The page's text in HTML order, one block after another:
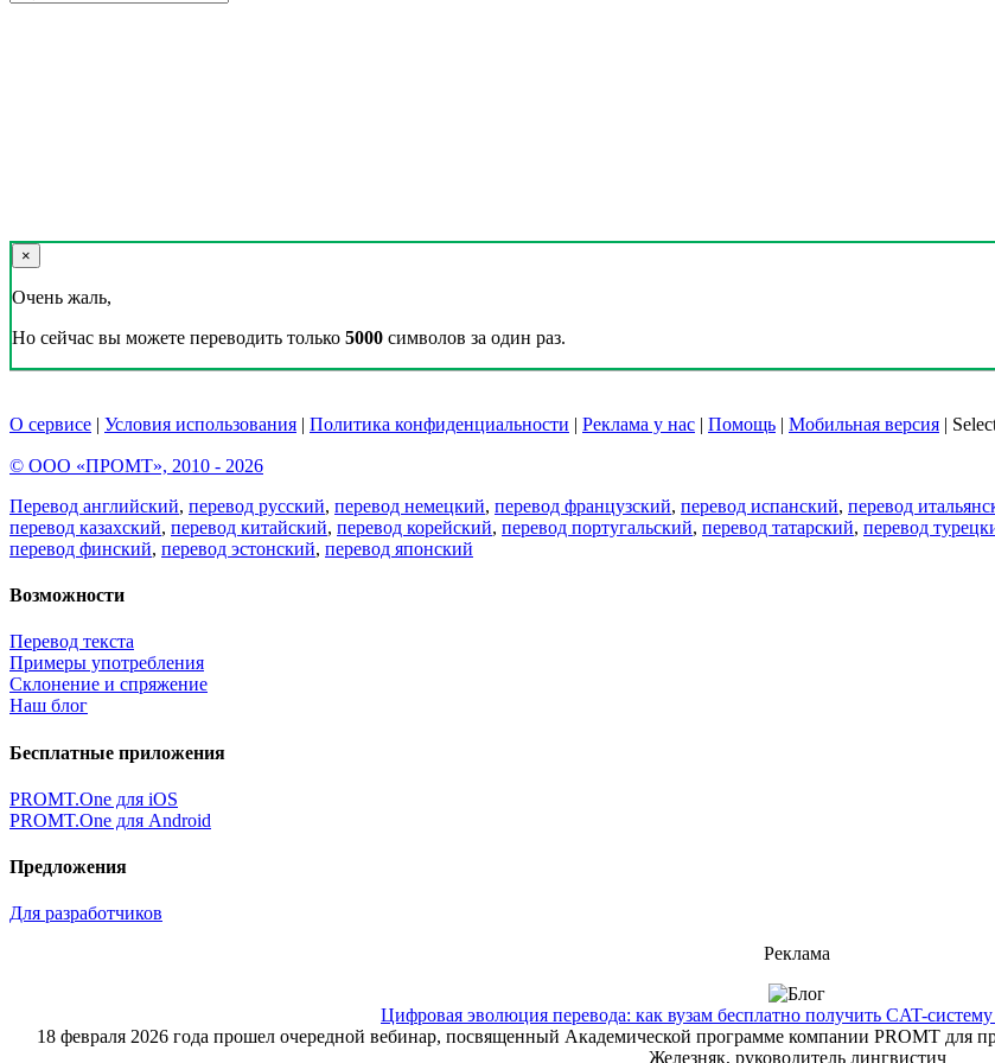
×
Очень жаль,
Но сейчас вы можете переводить только 5000 символов за один раз.
О сервисе | Условия использования | Политика конфиденциальности | Реклама у нас | Помощь | Мобильная версия |
© ООО «ПРОМТ», 2010 - 2026
Перевод английский, перевод русский, перевод немецкий, перевод французский, перевод испанский, перевод
перевод казахский, перевод китайский, перевод корейский, перевод португальский, перевод татарский, перевод
перевод финский, перевод эстонский, перевод японский
Возможности
Перевод текста
Примеры употребления
Склонение и спряжение
Наш блог
Бесплатные приложения
PROMT.One для iOS
PROMT.One для Android
Предложения
Для разработчиков
Реклама
Цифровая эволюция перевода: как вузам бесплатно получить CAT-
18 февраля 2026 года прошел очередной вебинар, посвященный Академической программе компании PROMT для
Железняк, руководитель лингвистич